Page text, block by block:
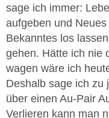
sage ich immer:
aufgeben und
Bekanntes los
gehen. Hätte ich nie
wagen wäre ich
Deshalb sage ich zu
über einen Au-Pair
Verlieren kann man